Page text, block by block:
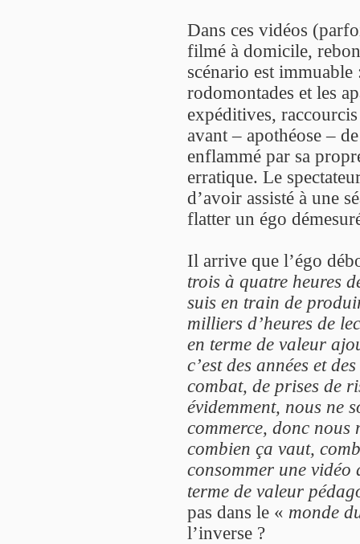
Dans ces vidéos
filmé à domicile,
scénario est
rodomontades et les
expéditives,
avant – apothéose –
enflammé par sa
erratique. Le
d’avoir assisté à une
flatter un égo
Il arrive que l’égo
trois à quatre heures
suis en train de
milliers d’heures de
en terme de valeur
c’est des années et
combat, de prises de
évidemment, nous ne
commerce, donc nous
combien ça vaut,
consommer une
terme de valeur
pas dans le « monde
l’inverse ?